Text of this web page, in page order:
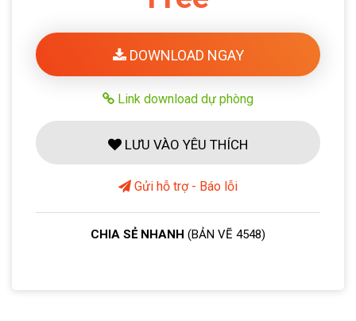
DOWNLOAD NGAY
Link download dự phòng
LƯU VÀO YÊU THÍCH
Gửi hỗ trợ - Báo lỗi
CHIA SẺ NHANH (BẢN VẼ 4548)